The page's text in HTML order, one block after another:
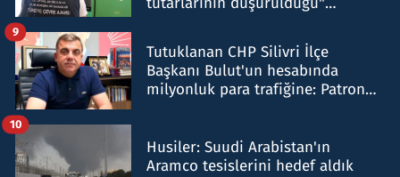
Tutuklanan CHP Silivri İlçe
Başkanı Bulut'un hesabında
milyonluk para trafiğine: Patron
9
Husiler: Suudi Arabistan'ın
Aramco tesislerini hedef aldık
10